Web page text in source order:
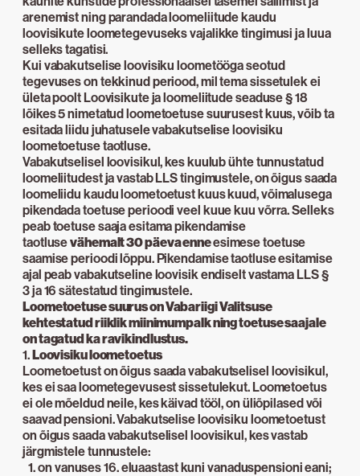
arenemist ning parandada loomeliitude kaudu
loovisikute loometegevuseks vajalikke tingimusi ja luua
selleks tagatisi.
Kui vabakutselise loovisiku loometööga seotud
tegevuses on tekkinud periood, mil tema sissetulek ei
ületa poolt Loovisikute ja loomeliitude seaduse § 18
lõikes 5 nimetatud loometoetuse suurusest kuus, võib ta
esitada liidu juhatusele vabakutselise loovisiku
loometoetuse taotluse.
Vabakutselisel loovisikul, kes kuulub ühte tunnustatud
loomeliitudest ja vastab LLS tingimustele, on õigus saada
loomeliidu kaudu loometoetust kuus kuud, võimalusega
pikendada toetuse perioodi veel kuue kuu võrra. Selleks
peab toetuse saaja esitama pikendamise
taotlusevähemalt 30 päeva enneesimese toetuse
saamise perioodi lõppu. Pikendamise taotluse esitamise
ajal peab vabakutseline loovisik endiselt vastama LLS §
3 ja 16 sätestatud tingimustele.
Loometoetuse suurus on Vabariigi Valitsuse
kehtestatud riiklik miinimumpalk ning toetuse saajale
on tagatud ka ravikindlustus.
1.Loovisiku loometoetus
Loometoetust on õigus saada vabakutselisel loovisikul,
kes ei saa loometegevusest sissetulekut. Loometoetus
ei ole mõeldud neile, kes käivad tööl, on üliõpilased või
saavad pensioni. Vabakutselise loovisiku loometoetust
on õigus saada vabakutselisel loovisikul, kes vastab
järgmistele tunnustele:
on vanuses 16. eluaastast kuni vanaduspensioni eani;